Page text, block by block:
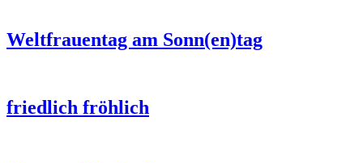
Weltfrauentag am Sonn(en)tag
friedlich fröhlich